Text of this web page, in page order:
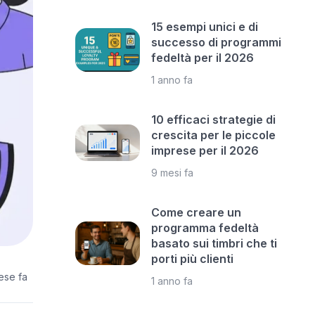
fa
15 esempi unici e di
successo di programmi
fedeltà per il 2026
1 anno fa
10 efficaci strategie di
crescita per le piccole
imprese per il 2026
9 mesi fa
Come creare un
programma fedeltà
basato sui timbri che ti
porti più clienti
1 anno fa